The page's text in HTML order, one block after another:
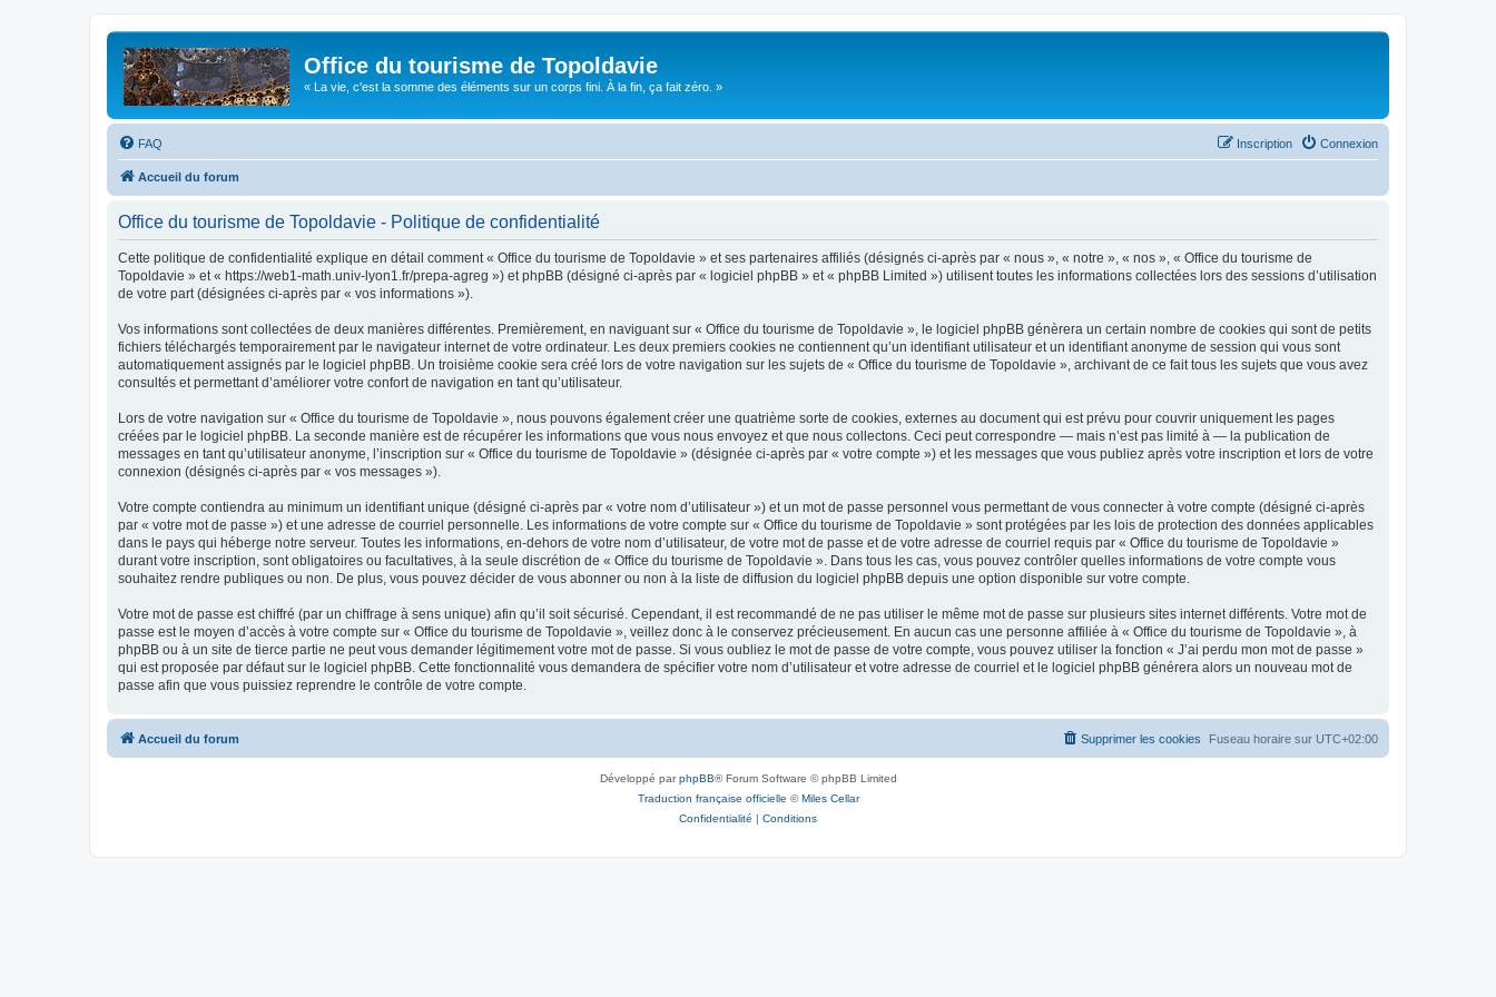
Office du tourisme de Topoldavie
« La vie, c'est la somme des éléments sur un corps fini. À la fin, ça fait zéro. »
FAQ Connexion
Inscription
Accueil du forum
Office du tourisme de Topoldavie - Politique de confidentialité
Cette politique de confidentialité explique en détail comment « Office du tourisme de Topoldavie » et ses partenaires affiliés (désignés ci-après par « nous », « notre », « nos », « Office du tourisme de
Topoldavie » et « https://web1-math.univ-lyon1.fr/prepa-agreg ») et phpBB (désigné ci-après par « logiciel phpBB » et « phpBB Limited ») utilisent toutes les informations collectées lors des sessions d’utilisation
de votre part (désignées ci-après par « vos informations »).
Vos informations sont collectées de deux manières différentes. Premièrement, en naviguant sur « Office du tourisme de Topoldavie », le logiciel phpBB génèrera un certain nombre de cookies qui sont de petits
fichiers téléchargés temporairement par le navigateur internet de votre ordinateur. Les deux premiers cookies ne contiennent qu’un identifiant utilisateur et un identifiant anonyme de session qui vous sont
automatiquement assignés par le logiciel phpBB. Un troisième cookie sera créé lors de votre navigation sur les sujets de « Office du tourisme de Topoldavie », archivant de ce fait tous les sujets que vous avez
consultés et permettant d’améliorer votre confort de navigation en tant qu’utilisateur.
Lors de votre navigation sur « Office du tourisme de Topoldavie », nous pouvons également créer une quatrième sorte de cookies, externes au document qui est prévu pour couvrir uniquement les pages
créées par le logiciel phpBB. La seconde manière est de récupérer les informations que vous nous envoyez et que nous collectons. Ceci peut correspondre — mais n’est pas limité à — la publication de
messages en tant qu’utilisateur anonyme, l’inscription sur « Office du tourisme de Topoldavie » (désignée ci-après par « votre compte ») et les messages que vous publiez après votre inscription et lors de votre
connexion (désignés ci-après par « vos messages »).
Votre compte contiendra au minimum un identifiant unique (désigné ci-après par « votre nom d’utilisateur ») et un mot de passe personnel vous permettant de vous connecter à votre compte (désigné ci-après
par « votre mot de passe ») et une adresse de courriel personnelle. Les informations de votre compte sur « Office du tourisme de Topoldavie » sont protégées par les lois de protection des données applicables
dans le pays qui héberge notre serveur. Toutes les informations, en-dehors de votre nom d’utilisateur, de votre mot de passe et de votre adresse de courriel requis par « Office du tourisme de Topoldavie »
durant votre inscription, sont obligatoires ou facultatives, à la seule discrétion de « Office du tourisme de Topoldavie ». Dans tous les cas, vous pouvez contrôler quelles informations de votre compte vous
souhaitez rendre publiques ou non. De plus, vous pouvez décider de vous abonner ou non à la liste de diffusion du logiciel phpBB depuis une option disponible sur votre compte.
Votre mot de passe est chiffré (par un chiffrage à sens unique) afin qu’il soit sécurisé. Cependant, il est recommandé de ne pas utiliser le même mot de passe sur plusieurs sites internet différents. Votre mot de
passe est le moyen d’accès à votre compte sur « Office du tourisme de Topoldavie », veillez donc à le conservez précieusement. En aucun cas une personne affiliée à « Office du tourisme de Topoldavie », à
phpBB ou à un site de tierce partie ne peut vous demander légitimement votre mot de passe. Si vous oubliez le mot de passe de votre compte, vous pouvez utiliser la fonction « J’ai perdu mon mot de passe »
qui est proposée par défaut sur le logiciel phpBB. Cette fonctionnalité vous demandera de spécifier votre nom d’utilisateur et votre adresse de courriel et le logiciel phpBB générera alors un nouveau mot de
passe afin que vous puissiez reprendre le contrôle de votre compte.
Accueil du forum Fuseau horaire sur UTC+02:00
Supprimer les cookies
Développé parphpBB® Forum Software © phpBB Limited
Traduction française officielle ©Miles Cellar
Confidentialité | Conditions